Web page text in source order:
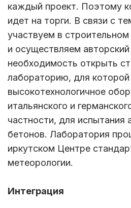
каждый проект. Поэтому
идет на торги. В связи с
участвуем в
и осуществляем
необходимость открыть
лабораторию, для
высокотехнологичное
итальянского и
частности, для испытания
бетонов. Лаборатория
иркутском Центре
метеорологии.
Интеграция